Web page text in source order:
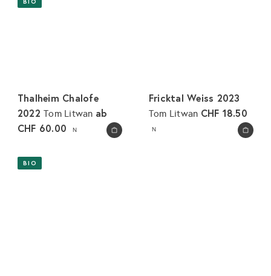
In den Warenkorb legen
Thalheim Chalofe
2022Tom Litwan ab
CHF 60.00
N In den Warenkorb legen
Fricktal Weiss 2023
Tom Litwan CHF 18.50
N
BIO